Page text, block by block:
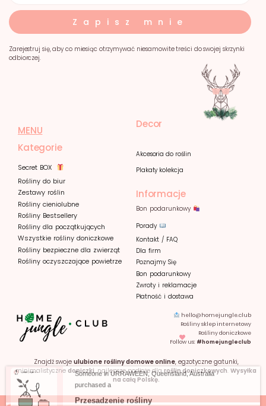
Zapisz mnie
Zarejestruj się, aby co miesiąc otrzymywać niesamowite treści do swojej skrzynki
odbiorczej.
MENU
Kategorie
Secret BOX
Rośliny do biur
Zestawy roślin
Rośliny cieniolubne
Rośliny Bestsellery
Rośliny dla początkujących
Wszystkie rośliny doniczkowe
Rośliny bezpieczne dla zwierząt
Rośliny oczyszczające powietrze
Decor
Akcesoria do roślin
Plakaty kolekcja
Informacje
Bon podarunkowy
Porady
Kontakt / FAQ
Dla firm
PoznajmySię
Bon podarunkowy
Zwroty i reklamacje
Płatność i dostawa
hello@homejungle.club
Rośliny sklep internetowy
Rośliny doniczkowe
Follow us: #homejungleclub
Znajdź swoje ulubione rośliny domowe online, egzotyczne gatunki,
minimalistyczne doniczki, najlepsze podłoże dlaroślin doniczkowych. Wysyłka
na całą Polskę.